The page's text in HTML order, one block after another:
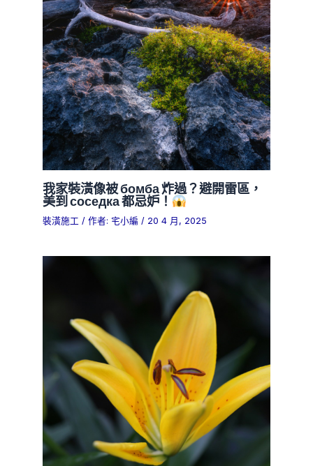
我家裝潢像被 бомба 炸過？避開雷區，
美到 соседка 都忌妒！
裝潢施工 / 作者: 宅小編 / 20 4 月, 2025